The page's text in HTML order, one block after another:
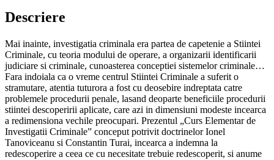
Descriere
Mai inainte, investigatia criminala era partea de capetenie a Stiintei
Criminale, cu teoria modului de operare, a organizarii identificarii
judiciare si criminale, cunoasterea conceptiei sistemelor criminale…
Fara indoiala ca o vreme centrul Stiintei Criminale a suferit o
stramutare, atentia tuturora a fost cu deosebire indreptata catre
problemele procedurii penale, lasand deoparte beneficiile procedurii
stiintei descoperirii aplicate, care azi in dimensiuni modeste incearca
a redimensiona vechile preocupari. Prezentul „Curs Elementar de
Investigatii Criminale” conceput potrivit doctrinelor Ionel
Tanoviceanu si Constantin Turai, incearca a indemna la
redescoperire a ceea ce cu necesitate trebuie redescoperit, si anume